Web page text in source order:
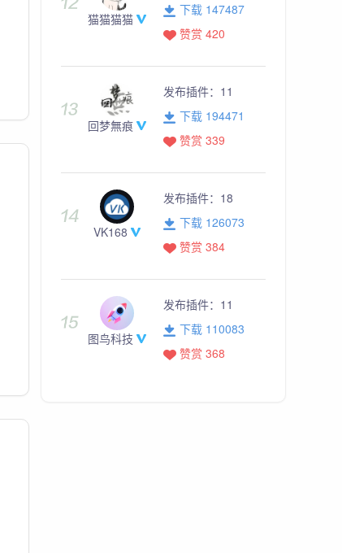
猫猫猫猫
下载 147487
赞赏 420
回梦無痕
发布插件： 11
下载 194471
赞赏 339
VK168
发布插件： 18
下载 126073
赞赏 384
图鸟科技
发布插件： 11
下载 110083
赞赏 368